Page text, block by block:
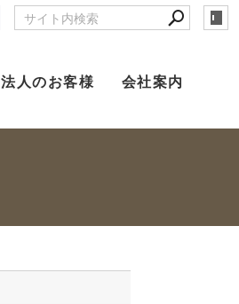
法人のお客様 会社案内